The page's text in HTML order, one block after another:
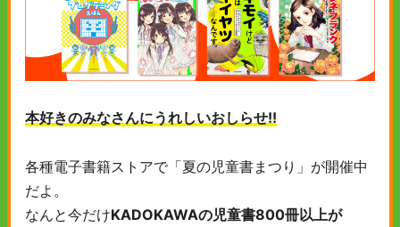
本好きのみなさんにうれしいおしらせ!!
各種電子書籍ストアで「夏の児童書まつり」が開催中
だよ。
なんと今だけKADOKAWAの児童書800冊以上が